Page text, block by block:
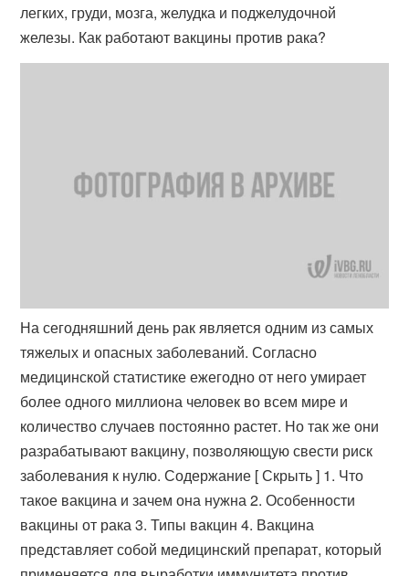
легких, груди, мозга, желудка и поджелудочной
железы. Как работают вакцины против рака?
На сегодняшний день рак является одним из самых
тяжелых и опасных заболеваний. Согласно
медицинской статистике ежегодно от него умирает
более одного миллиона человек во всем мире и
количество случаев постоянно растет. Но так же они
разрабатывают вакцину, позволяющую свести риск
заболевания к нулю. Содержание [ Скрыть ] 1. Что
такое вакцина и зачем она нужна 2. Особенности
вакцины от рака 3. Типы вакцин 4. Вакцина
представляет собой медицинский препарат, который